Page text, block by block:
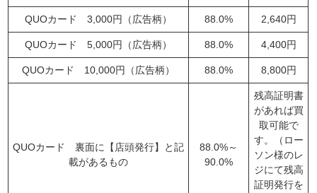
QUOカード 3,000円（広告柄） 88.0% 2,640円
QUOカード 5,000円（広告柄） 88.0% 4,400円
QUOカード 10,000円（広告柄） 88.0% 8,800円
QUOカード 裏面に【店頭発行】と記
載があるもの
88.0%～
90.0%
残高証明書
があれば買
取可能で
す。（ロー
ソン様のレ
ジにて残高
証明発行を